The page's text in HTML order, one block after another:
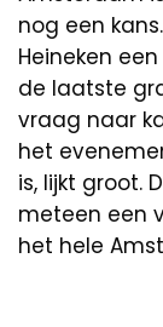
nog een
Heineken
de laatste
vraag naar
het
is, lijkt groot.
meteen een
het hele